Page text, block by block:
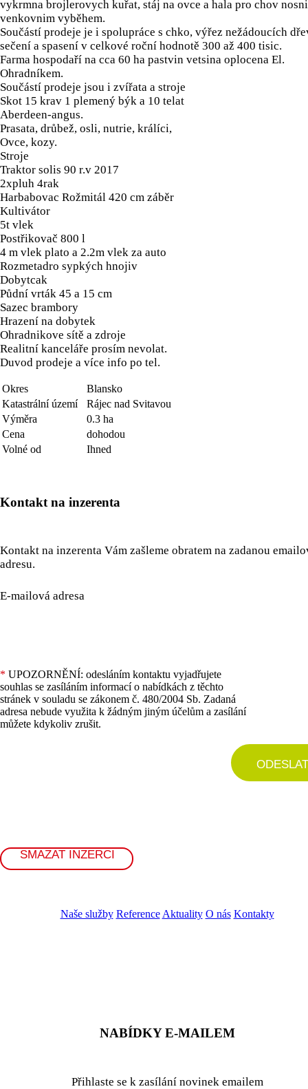
vykrmna brojlerovych kuřat, stáj na ovce a hala pro chov
venkovnim vyběhem.
Součástí prodeje je i spolupráce s chko, výřez nežádoucích
sečení a spasení v celkové roční hodnotě 300 až 400 tisic.
Farma hospodaří na cca 60 ha pastvin vetsina oplocena El.
Ohradníkem.
Součástí prodeje jsou i zvířata a stroje
Skot 15 krav 1 plemený býk a 10 telat
Aberdeen-angus.
Prasata, drůbež, osli, nutrie, králíci,
Ovce, kozy.
Stroje
Traktor solis 90 r.v 2017
2xpluh 4rak
Harbabovac Rožmitál 420 cm záběr
Kultivátor
5t vlek
Postřikovač 800 l
4 m vlek plato a 2.2m vlek za auto
Rozmetadro sypkých hnojiv
Dobytcak
Půdní vrták 45 a 15 cm
Sazec brambory
Hrazení na dobytek
Ohradnikove sítě a zdroje
Realitní kanceláře prosím nevolat.
Duvod prodeje a více info po tel.
Okres
Blansko
Katastrální území
Rájec nad Svitavou
Výměra
0.3 ha
Cena
dohodou
Volné od
Ihned
Kontakt na inzerenta
Kontakt na inzerenta Vám zašleme obratem na zadanou
adresu.
E-mailová adresa
* UPOZORNĚNÍ: odesláním kontaktu vyjadřujete
souhlas se zasíláním informací o nabídkách z těchto
stránek v souladu se zákonem č. 480/2004 Sb. Zadaná
adresa nebude využita k žádným jiným účelům a zasílání
můžete kdykoliv zrušit.
ODESLAT
SMAZAT INZERCI
Naše služby Reference Aktuality O nás Kontakty
NABÍDKY E-MAILEM
Přihlaste se k zasílání novinek emailem